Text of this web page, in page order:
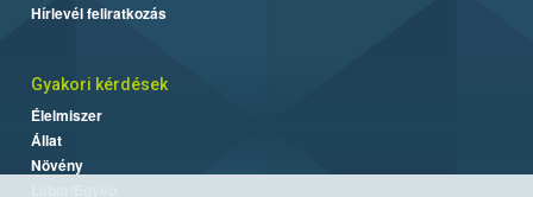
Hírlevél feliratkozás
Gyakori kérdések
Élelmiszer
Állat
Növény